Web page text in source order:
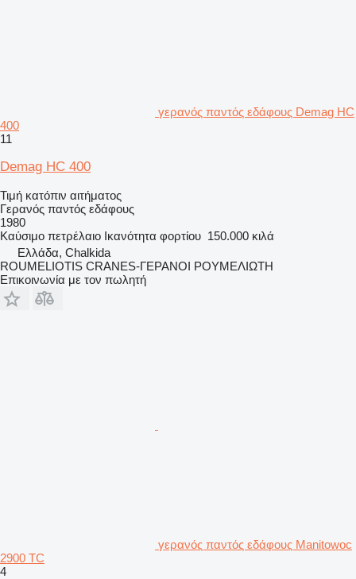
γερανός παντός εδάφους Demag HC
400
11
Demag HC 400
Τιμή κατόπιν αιτήματος
Γερανός παντός εδάφους
1980
Καύσιμο πετρέλαιο Ικανότητα φορτίου 150.000 κιλά
Ελλάδα, Chalkida
ROUMELIOTIS CRANES-ΓΕΡΑΝΟΙ ΡΟΥΜΕΛΙΩΤΗ
Επικοινωνία με τον πωλητή
γερανός παντός εδάφους Manitowoc
2900 TC
4